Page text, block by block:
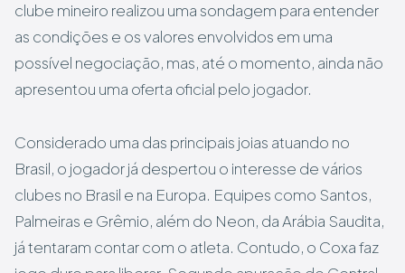
clube mineiro realizou uma sondagem para entender
as condições e os valores envolvidos em uma
possível negociação, mas, até o momento, ainda não
apresentou uma oferta oficial pelo jogador.
Considerado uma das principais joias atuando no
Brasil, o jogador já despertou o interesse de vários
clubes no Brasil e na Europa. Equipes como Santos,
Palmeiras e Grêmio, além do Neon, da Arábia Saudita,
já tentaram contar com o atleta. Contudo, o Coxa faz